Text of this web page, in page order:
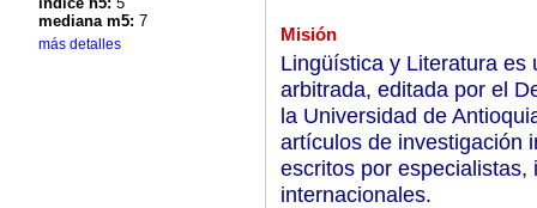
mediana m5: 7
más detalles Misión
Lingüística y Literatura es
arbitrada, editada por el
la Universidad de
artículos de investigación
escritos por
internacionales.